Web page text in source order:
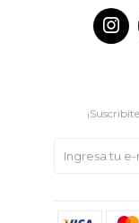
